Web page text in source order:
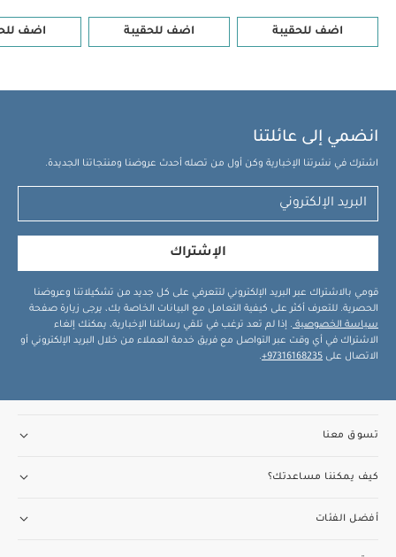
اضف للحقيبة اضف للحقيبة اضف
انضمي إلى عائلتنا
اشترك في نشرتنا الإخبارية وكن أول من تصله أحدث عروضنا ومنتجاتنا الجديدة.
الإشتراك
قومي بالاشتراك عبر البريد الإلكتروني لتتعرفي على كل جديد من تشكيلاتنا وعروضنا
الحصرية. للتعرف أكثر على كيفية التعامل مع البيانات الخاصة بك، يرجى زيارة صفحة
سياسة الخصوصية . إذا لم تعد ترغب في تلقي رسائلنا الإخبارية، يمكنك إلغاء
الاشتراك في أي وقت عبر التواصل مع فريق خدمة العملاء من خلال البريد الإلكتروني أو
الاتصال على 97316168235+
.
تسوق معنا
كيف يمكننا مساعدتك؟
أفضل الفئات